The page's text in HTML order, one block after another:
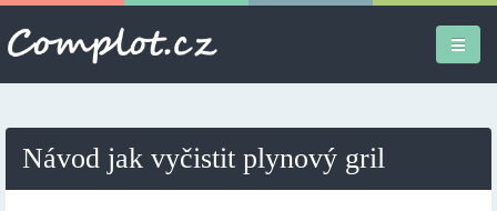
Různé
Návod jak vyčistit plynový gril